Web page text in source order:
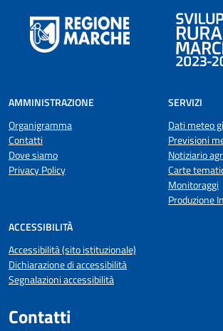
AMMINISTRAZIONE
Organigramma
Contatti
Dove siamo
Privacy Policy
SERVIZI
Dati meteo
Previsioni
Notiziario
Carte
Monitoraggi
Produzione
ACCESSIBILITÀ
Accessibilità (sito istituzionale)
Dichiarazione di accessibilità
Segnalazioni accessibilità
Contatti